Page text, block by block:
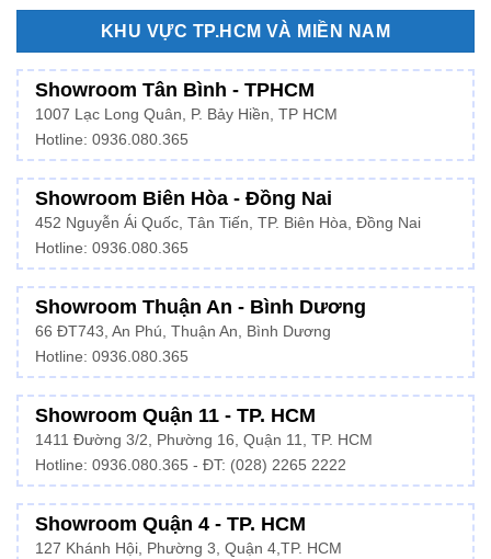
KHU VỰC TP.HCM VÀ MIỀN NAM
Showroom Tân Bình - TPHCM
1007 Lạc Long Quân, P. Bảy Hiền, TP HCM
Hotline: 0936.080.365
Showroom Biên Hòa - Đồng Nai
452 Nguyễn Ái Quốc, Tân Tiến, TP. Biên Hòa, Đồng Nai
Hotline: 0936.080.365
Showroom Thuận An - Bình Dương
66 ĐT743, An Phú, Thuận An, Bình Dương
Hotline: 0936.080.365
Showroom Quận 11 - TP. HCM
1411 Đường 3/2, Phường 16, Quận 11, TP. HCM
Hotline: 0936.080.365 - ĐT: (028) 2265 2222
Showroom Quận 4 - TP. HCM
127 Khánh Hội, Phường 3, Quận 4,TP. HCM